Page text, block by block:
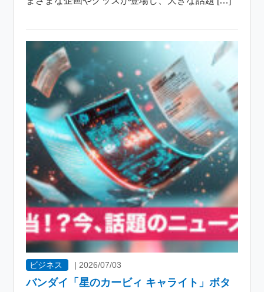
ビジネス | 2026/07/03
バンダイ「星のカービィ キャライト」ボタ